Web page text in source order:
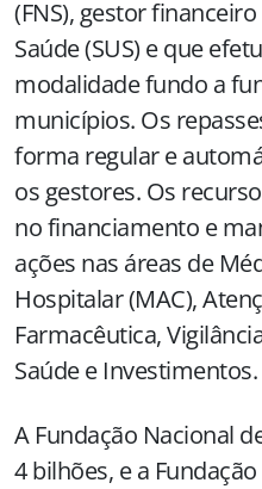
(FNS), gestor
Saúde (SUS) e que
modalidade fundo a
municípios. Os
forma regular e
os gestores. Os
no financiamento e
ações nas áreas de
Hospitalar (MAC),
Farmacêutica,
Saúde e Investimentos.
A Fundação Nacional
4 bilhões, e a